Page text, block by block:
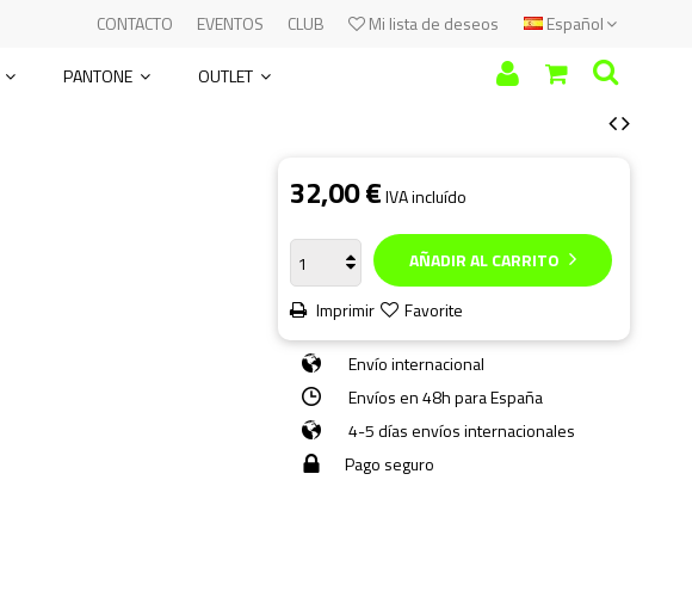
Español
Mi lista de deseos
CLUB
EVENTOS
CONTACTO
PANTONE OUTLET
32,00 €IVA incluído
AÑADIR AL CARRITO
Imprimir
Favorite
Envío internacional
Envíos en 48h para España
4-5 días envíos internacionales
Pago seguro